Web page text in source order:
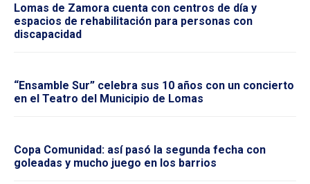
Lomas de Zamora cuenta con centros de día y
espacios de rehabilitación para personas con
discapacidad
“Ensamble Sur” celebra sus 10 años con un concierto
en el Teatro del Municipio de Lomas
Copa Comunidad: así pasó la segunda fecha con
goleadas y mucho juego en los barrios